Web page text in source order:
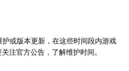
或版本更新，在这些时间段内游戏
注官方公告，了解维护时间。